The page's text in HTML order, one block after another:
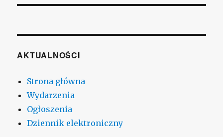
AKTUALNOŚCI
Strona główna
Wydarzenia
Ogłoszenia
Dziennik elektroniczny